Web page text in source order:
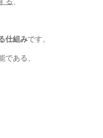
仕組みです。
である、